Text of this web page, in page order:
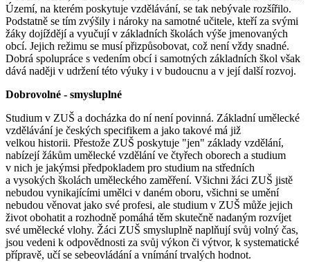
Území, na kterém poskytuje vzdělávání, se tak nebývale rozšířilo.
Podstatně se tím zvýšily i nároky na samotné učitele, kteří za svými
žáky dojíždějí a vyučují v základních školách výše jmenovaných
obcí. Jejich režimu se musí přizpůsobovat, což není vždy snadné.
Dobrá spolupráce s vedením obcí i samotných základních škol však
dává naději v udržení této výuky i v budoucnu a v její další rozvoj.
Dobrovolné - smysluplné
Studium v ZUŠ a docházka do ní není povinná. Základní umělecké
vzdělávání je českých specifikem a jako takové má již
velkou historii. Přestože ZUŠ poskytuje "jen" základy vzdělání,
nabízejí žákům umělecké vzdělání ve čtyřech oborech a studium
v nich je jakýmsi předpokladem pro studium na středních
a vysokých školách uměleckého zaměření. Všichni žáci ZUŠ jistě
nebudou vynikajícími umělci v daném oboru, všichni se umění
nebudou věnovat jako své profesi, ale studium v ZUŠ může jejich
život obohatit a rozhodně pomáhá těm skutečně nadaným rozvíjet
své umělecké vlohy. Žáci ZUŠ smysluplně naplňují svůj volný čas,
jsou vedeni k odpovědnosti za svůj výkon či výtvor, k systematické
přípravě, učí se sebeovládání a vnímání trvalých hodnot.